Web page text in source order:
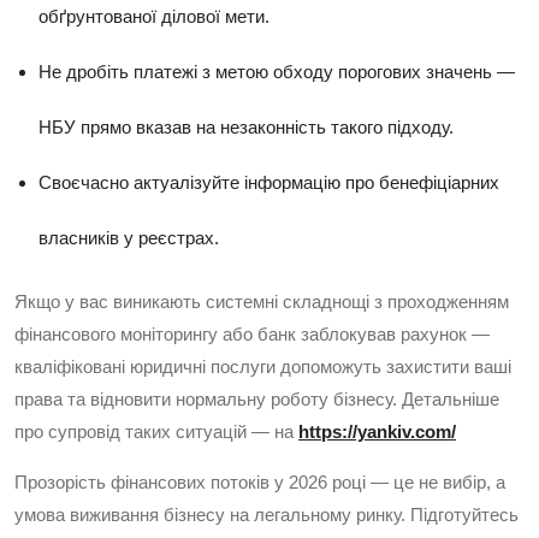
обґрунтованої ділової мети.
Не дробіть платежі з метою обходу порогових значень —
НБУ прямо вказав на незаконність такого підходу.
Своєчасно актуалізуйте інформацію про бенефіціарних
власників у реєстрах.
Якщо у вас виникають системні складнощі з проходженням
фінансового моніторингу або банк заблокував рахунок —
кваліфіковані юридичні послуги допоможуть захистити ваші
права та відновити нормальну роботу бізнесу. Детальніше
про супровід таких ситуацій — на https://yankiv.com/
Прозорість фінансових потоків у 2026 році — це не вибір, а
умова виживання бізнесу на легальному ринку. Підготуйтесь